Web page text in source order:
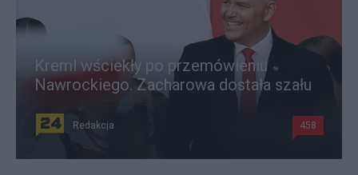
Kreml wściekły po przemówieniu
Nawrockiego. Zacharowa dostała szału
Redakcja 458